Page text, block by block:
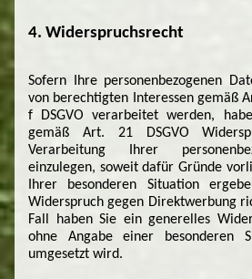
4. Widerspruchsrecht
Sofern Ihre personenbezogenen
von berechtigten Interessen gemäß
f DSGVO verarbeitet werden,
gemäß Art. 21 DSGVO
Verarbeitung Ihrer
einzulegen, soweit dafür Gründe
Ihrer besonderen Situation
Widerspruch gegen Direktwerbung
Fall haben Sie ein generelles
ohne Angabe einer besonderen
umgesetzt wird.